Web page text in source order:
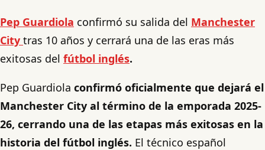
Pep Guardiola confirmó su salida del Manchester
City tras 10 años y cerrará una de las eras más
exitosas del fútbol inglés.
Pep Guardiola confirmó oficialmente que dejará el
Manchester City al término de la emporada 2025-
26, cerrando una de las etapas más exitosas en la
historia del fútbol inglés. El técnico español